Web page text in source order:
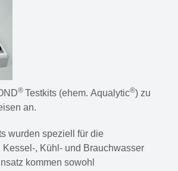
® Testkits (ehem. Aqualytic®) zu
an.
wurden speziell für die
Kessel-, Kühl- und Brauchwasser
kommen sowohl